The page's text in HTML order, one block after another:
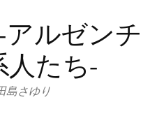
ルゼンチ
人たち-
さゆり